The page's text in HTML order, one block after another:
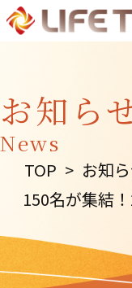
お知ら
News
TOP > お知
150名が集結